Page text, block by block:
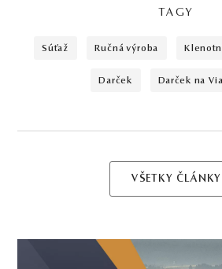
TAGY
súťaž ručná výroba
darček darček na
VŠETKY ČLÁNKY